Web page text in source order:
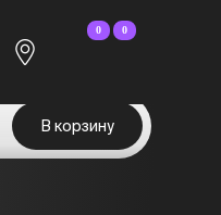
0 0
В корзину